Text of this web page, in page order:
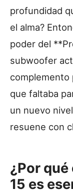
profundidad
el alma?
poder del
subwoofer
complemento
que faltaba
un nuevo
resuene con
¿Por qué
15 es